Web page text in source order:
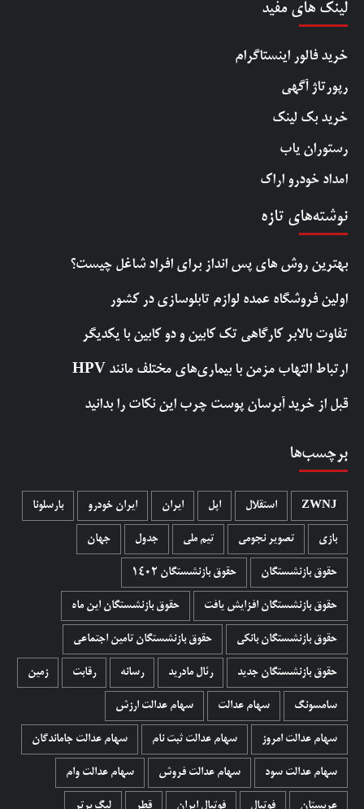
لینک های مفید
خرید فالور اینستاگرام
رپورتاژ آگهی
خرید بک لینک
رستوران یاب
امداد خودرو اراک
نوشته‌های تازه
بهترین روش‌ های پس‌ انداز برای افراد شاغل چیست؟
اولین فروشگاه عمده لوازم تابلوسازی در کشور
تفاوت بالابر کارگاهی تک کابین و دو کابین با یکدیگر
ارتباط التهاب مزمن با بیماری‌های مختلف مانند HPV
قبل از خرید آبرسان پوست چرب این نکات را بدانید
برچسب‌ها
ZWNJ استقلال اپل ایران ایران خودرو بارسلونا
بازی تصویر نجومی تیم ملی جدول جهان
حقوق بازنشستگان حقوق بازنشستگان 1402
حقوق بازنشستگان افزایش یافت حقوق بازنشستگان این ماه
حقوق بازنشستگان بانکی حقوق بازنشستگان تامین اجتماعی
حقوق بازنشستگان جدید رئال مادرید رسانه رقابت زمین
سامسونگ سهام عدالت سهام عدالت ارزش
سهام عدالت امروز سهام عدالت ثبت نام سهام عدالت جاماندگان
سهام عدالت سود سهام عدالت فروش سهام عدالت وام
عربستان فوتبال فوتبال ایران قطر لیگ برتر